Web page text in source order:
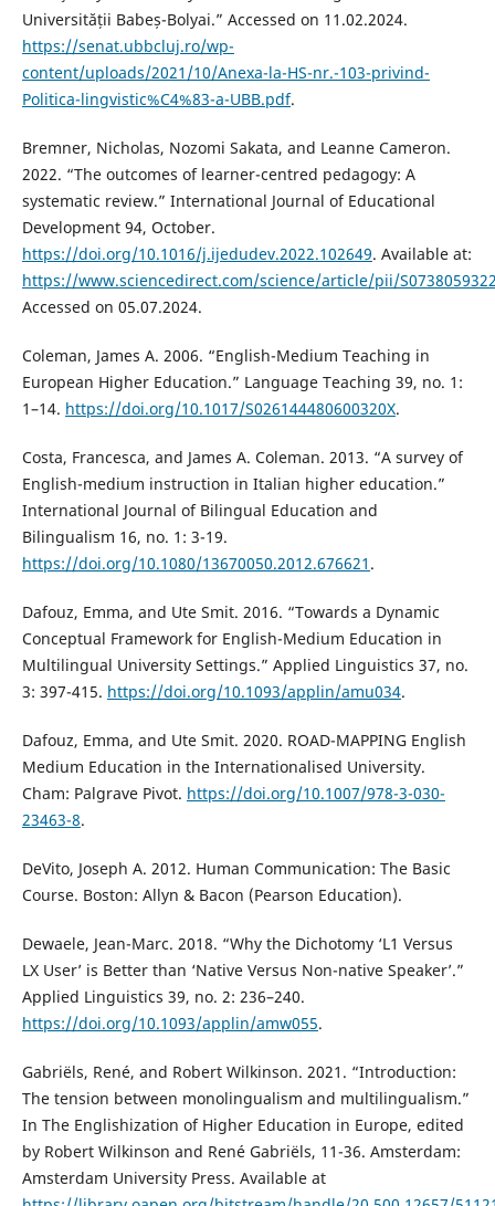
Universității Babeș-Bolyai.” Accessed on 11.02.2024.
https://senat.ubbcluj.ro/wp-
content/uploads/2021/10/Anexa-la-HS-nr.-103-privind-
Politica-lingvistic%C4%83-a-UBB.pdf.
Bremner, Nicholas, Nozomi Sakata, and Leanne Cameron.
2022. “The outcomes of learner-centred pedagogy: A
systematic review.” International Journal of Educational
Development 94, October.
https://doi.org/10.1016/j.ijedudev.2022.102649. Available at:
https://www.sciencedirect.com/science/article/pii/
Accessed on 05.07.2024.
Coleman, James A. 2006. “English-Medium Teaching in
European Higher Education.” Language Teaching 39, no. 1:
1–14. https://doi.org/10.1017/S026144480600320X.
Costa, Francesca, and James A. Coleman. 2013. “A survey of
English-medium instruction in Italian higher education.”
International Journal of Bilingual Education and
Bilingualism 16, no. 1: 3-19.
https://doi.org/10.1080/13670050.2012.676621 .
Dafouz, Emma, and Ute Smit. 2016. “Towards a Dynamic
Conceptual Framework for English-Medium Education in
Multilingual University Settings.” Applied Linguistics 37, no.
3: 397-415. https://doi.org/10.1093/applin/amu034.
Dafouz, Emma, and Ute Smit. 2020. ROAD-MAPPING English
Medium Education in the Internationalised University.
Cham: Palgrave Pivot. https://doi.org/10.1007/978-3-030-
23463-8.
DeVito, Joseph A. 2012. Human Communication: The Basic
Course. Boston: Allyn & Bacon (Pearson Education).
Dewaele, Jean-Marc. 2018. “Why the Dichotomy ‘L1 Versus
LX User’ is Better than ‘Native Versus Non-native Speaker’.”
Applied Linguistics 39, no. 2: 236–240.
https://doi.org/10.1093/applin/amw055.
Gabriëls, René, and Robert Wilkinson. 2021. “Introduction:
The tension between monolingualism and multilingualism.”
In The Englishization of Higher Education in Europe, edited
by Robert Wilkinson and René Gabriëls, 11-36. Amsterdam:
Amsterdam University Press. Available at